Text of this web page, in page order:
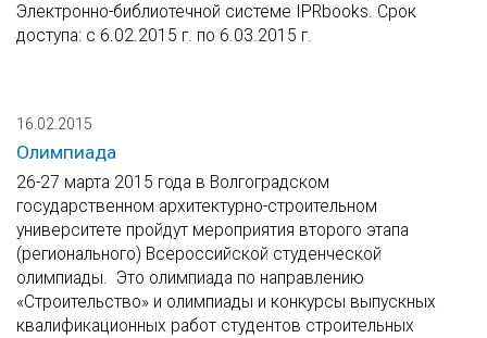
Электронно-библиотечной системе IPRbooks. Срок
доступа: с 6.02.2015 г. по 6.03.2015 г.
16.02.2015
Олимпиада
26-27 марта 2015 года в Волгоградском
государственном архитектурно-строительном
университете пройдут мероприятия второго этапа
(регионального) Всероссийской студенческой
олимпиады. Это олимпиада по направлению
«Строительство» и олимпиады и конкурсы выпускных
квалификационных работ студентов строительных